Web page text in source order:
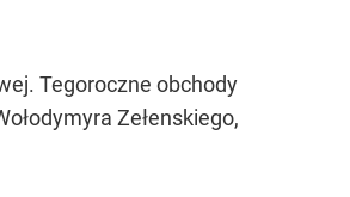
Tegoroczne obchody
Zełenskiego,